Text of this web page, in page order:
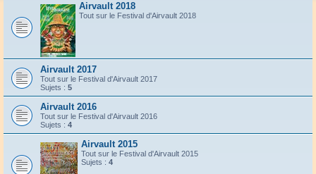
Airvault 2018
Tout sur le Festival d'Airvault 2018
Airvault 2017
Tout sur le Festival d'Airvault 2017
Sujets : 5
Airvault 2016
Tout sur le Festival d'Airvault 2016
Sujets : 4
Airvault 2015
Tout sur le Festival d'Airvault 2015
Sujets : 4